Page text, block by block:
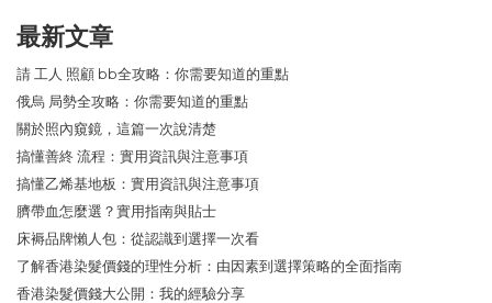
最新文章
請 工人 照顧 bb全攻略：你需要知道的重點
俄烏 局勢全攻略：你需要知道的重點
關於照內窺鏡，這篇一次說清楚
搞懂善終 流程：實用資訊與注意事項
搞懂乙烯基地板：實用資訊與注意事項
臍帶血怎麼選？實用指南與貼士
床褥品牌懶人包：從認識到選擇一次看
了解香港染髮價錢的理性分析：由因素到選擇策略的全面指南
香港染髮價錢大公開：我的經驗分享